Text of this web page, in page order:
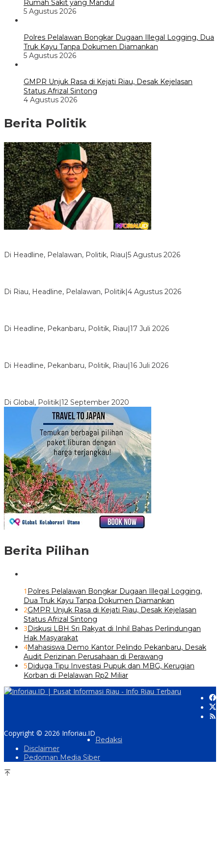
Rumah Sakit yang Mandul
5 Agustus 2026
Polres Pelalawan Bongkar Dugaan Illegal Logging, Dua
Truk Kayu Tanpa Dokumen Diamankan
5 Agustus 2026
GMPR Unjuk Rasa di Kejati Riau, Desak Kejelasan
Status Afrizal Sintong
4 Agustus 2026
Berita Politik
Di Headline, Pelalawan, Politik, Riau|5 Agustus 2026
Di Riau, Headline, Pelalawan, Politik|4 Agustus 2026
Di Headline, Pekanbaru, Politik, Riau|17 Juli 2026
Di Headline, Pekanbaru, Politik, Riau|16 Juli 2026
Di Global, Politik|12 September 2020
Berita Pilihan
1 Polres Pelalawan Bongkar Dugaan Illegal Logging,
Dua Truk Kayu Tanpa Dokumen Diamankan
2GMPR Unjuk Rasa di Kejati Riau, Desak Kejelasan
Status Afrizal Sintong
3Diskusi LBH Sri Rakyat di Inhil Bahas Perlindungan
Hak Masyarakat
4Mahasiswa Demo Kantor Pelindo Pekanbaru, Desak
Audit Perizinan Perusahaan di Perawang
5Diduga Tipu Investasi Pupuk dan MBG, Kerugian
Korban di Pelalawan Rp2 Miliar
Copyright © 2026 Inforiau.ID
Redaksi
Disclaimer
Pedoman Media Siber